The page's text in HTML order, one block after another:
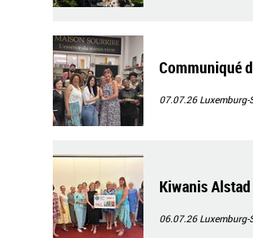
Communiqué
07.07.26Luxemburg-
Kiwanis
06.07.26Luxemburg-